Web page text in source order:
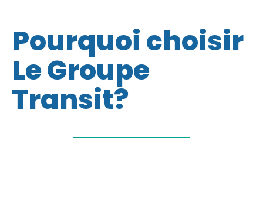
Pourquoi choisir
Le Groupe
Transit?